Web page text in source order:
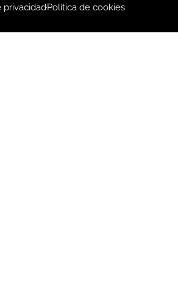
privacidadPolítica de cookies